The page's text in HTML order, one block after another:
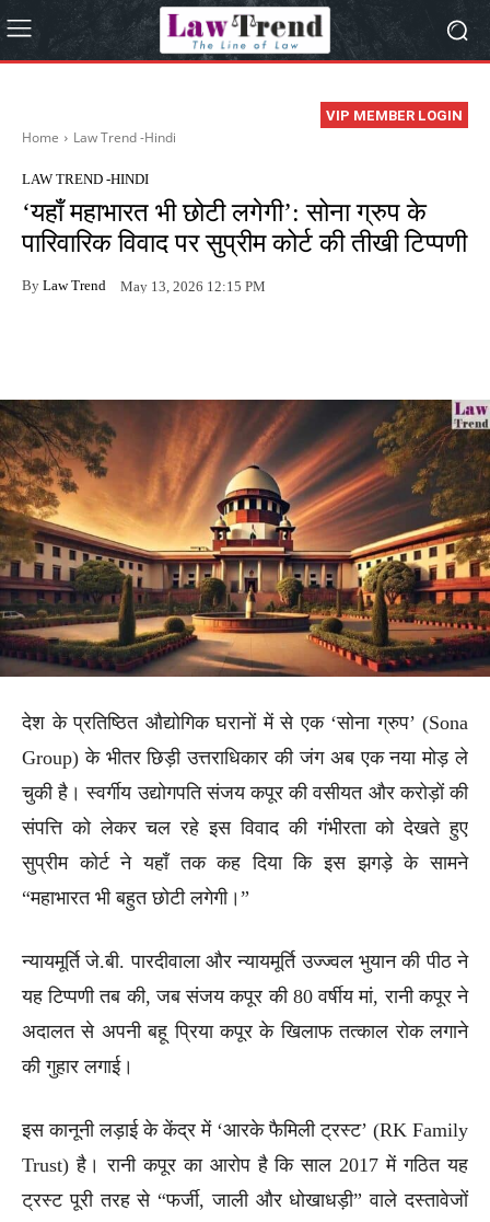
VIP MEMBER LOGIN
Home Law Trend -Hindi
LAW TREND -HINDI
‘यहाँ महाभारत भी छोटी लगेगी’: सोना ग्रुप के
पारिवारिक विवाद पर सुप्रीम कोर्ट की तीखी टिप्पणी
By Law Trend May 13, 2026 12:15 PM
देश के प्रतिष्ठित औद्योगिक घरानों में से एक ‘सोना ग्रुप’ (Sona
Group) के भीतर छिड़ी उत्तराधिकार की जंग अब एक नया मोड़ ले
चुकी है। स्वर्गीय उद्योगपति संजय कपूर की वसीयत और करोड़ों की
संपत्ति को लेकर चल रहे इस विवाद की गंभीरता को देखते हुए
सुप्रीम कोर्ट ने यहाँ तक कह दिया कि इस झगड़े के सामने
“महाभारत भी बहुत छोटी लगेगी।”
न्यायमूर्ति जे.बी. पारदीवाला और न्यायमूर्ति उज्ज्वल भुयान की पीठ ने
यह टिप्पणी तब की, जब संजय कपूर की 80 वर्षीय मां, रानी कपूर ने
अदालत से अपनी बहू प्रिया कपूर के खिलाफ तत्काल रोक लगाने
की गुहार लगाई।
इस कानूनी लड़ाई के केंद्र में ‘आरके फैमिली ट्रस्ट’ (RK Family
Trust) है। रानी कपूर का आरोप है कि साल 2017 में गठित यह
ट्रस्ट पूरी तरह से “फर्जी, जाली और धोखाधड़ी” वाले दस्तावेजों